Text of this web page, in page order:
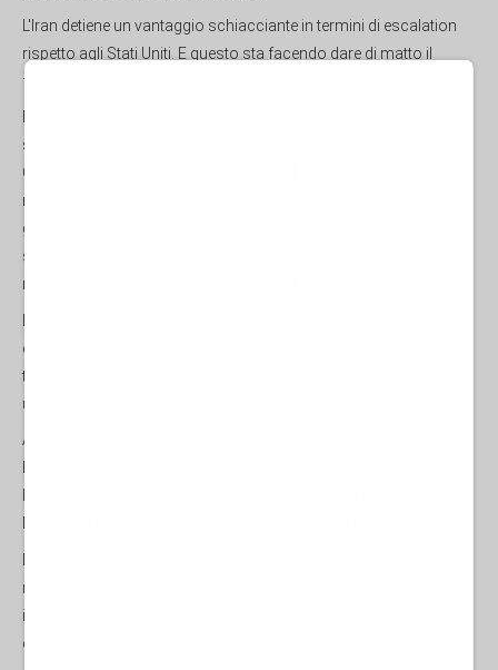
L'Iran detiene un vantaggio schiacciante in termini di escalation
rispetto agli Stati Uniti. E questo sta facendo dare di matto il
farneticante Imperatore di Barbaria.
settimana. In diretta rappresaglia per un attacco aereo del
CENTCOM alla periferia dell'aeroporto di Bandar Abbas – una
rottura diretta della finzione del "cessate il fuoco" – lo stesso
giorno in cui l'IRGC lanciò un attacco mirato contro una base
statunitense in Kuwait. L'IRGC è stato inequivocabile: "Se dovesse
ripetersi, la nostra risposta sarà più decisa."
come un avvertimento deliberato, segnalando senza mezzi
termini che qualsiasi provocazione statunitense sarà risposta a
un attimo, ma senza scatenare il ritorno di una guerra totale.
All'inizio della scorsa settimana, due navi militari statunitensi
navi e, dopo che gli avvertimenti sono stati esplicitamente
ignorati, la Marina IRGC ha effettuato un attacco mirato con
droni.